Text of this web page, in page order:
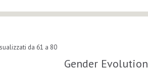
da 61 a 80
Gender Evolution